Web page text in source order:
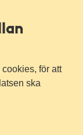
för att
ska